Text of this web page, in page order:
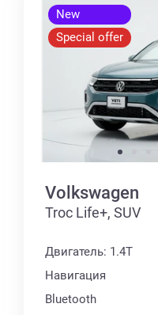
New
Special offer
Volkswagen
Troc Life+, SUV
Двигатель: 1.4T
Навигация
Bluetooth